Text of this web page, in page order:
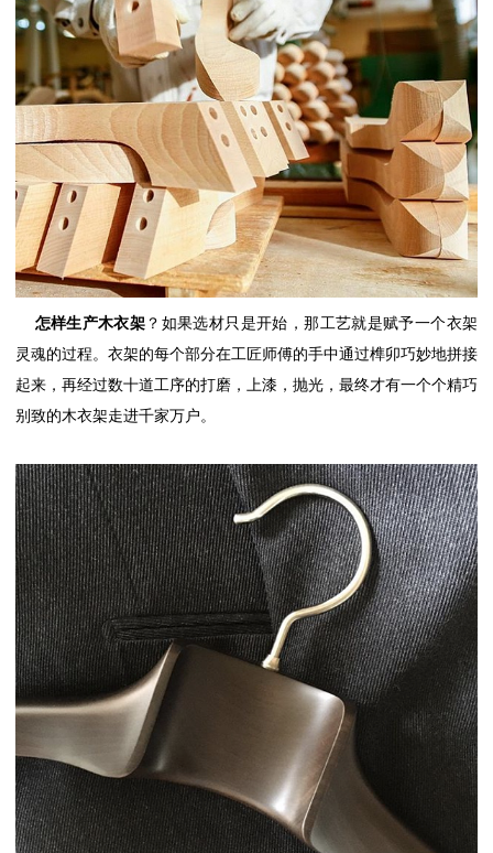
怎样生产木衣架 ？如果选材只是开始，那工艺就是赋予一个衣架
灵魂的过程。衣架的每个部分在工匠师傅的手中通过榫卯巧妙地拼接
起来，再经过数十道工序的打磨，上漆，抛光，最终才有一个个精巧
别致的木衣架走进千家万户。